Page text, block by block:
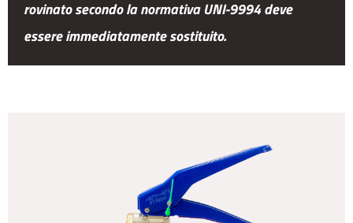
rovinato secondo la normativa UNI-9994 deve
essere immediatamente sostituito.